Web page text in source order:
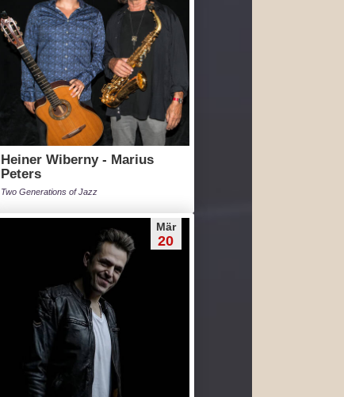
Heiner Wiberny - Marius
Peters
Two Generations of Jazz
Mär
20